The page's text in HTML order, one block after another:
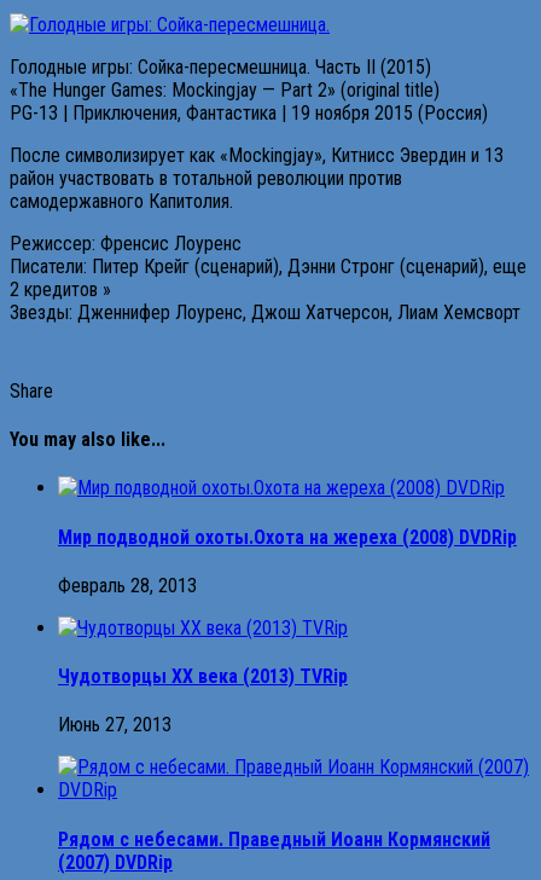
Голодные игры: Сойка-пересмешница. Часть II (2015)
«The Hunger Games: Mockingjay — Part 2» (original title)
PG-13 | Приключения, Фантастика | 19 ноября 2015 (Россия)
После символизирует как «Mockingjay», Китнисс Эвердин и 13
район участвовать в тотальной революции против
самодержавного Капитолия.
Режиссер: Френсис Лоуренс
Писатели: Питер Крейг (сценарий), Дэнни Стронг (сценарий), еще
2 кредитов »
Звезды: Дженнифер Лоуренс, Джош Хатчерсон, Лиам Хемсворт
Share
You may also like...
Мир подводной охоты.Охота на жереха (2008) DVDRip
Февраль 28, 2013
Чудотворцы ХХ века (2013) TVRip
Июнь 27, 2013
Рядом с небесами. Праведный Иоанн Кормянский
(2007) DVDRip